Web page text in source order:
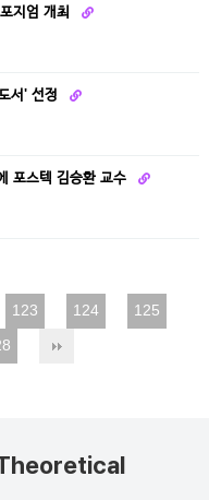
지엄 개최
서' 선정
포스텍 김승환 교수
123 124
125